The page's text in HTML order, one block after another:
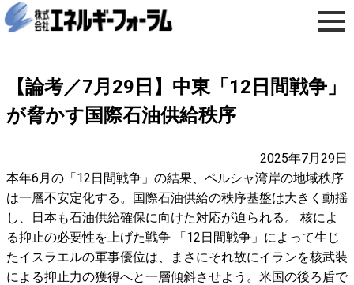
【論考／7月29日】中東「12日間戦争」
が脅かす国際石油供給秩序
2025年7月29日
本年6月の「12日間戦争」の結果、ペルシャ湾岸の地域秩序
は一層不安定化する。国際石油供給の秩序基盤は大きく動揺
し、日本も石油供給確保に向けた対応が迫られる。 核によ
る抑止の必要性を上げた戦争 「12日間戦争」によって生じ
たイスラエルの軍事優位は、まさにそれ故にイランを核武装
による抑止力の獲得へと一層傾斜させよう。米国の後ろ盾で